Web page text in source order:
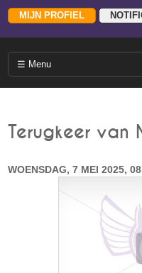
Terugkeer van
WOENSDAG, 7 MEI 2025,